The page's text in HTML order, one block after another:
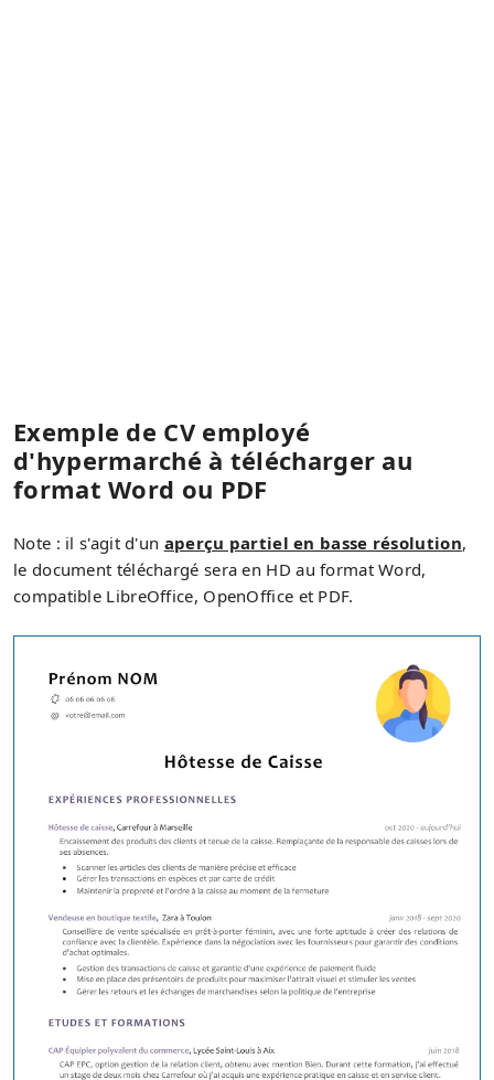
Exemple de CV employé
d'hypermarché à télécharger au
format Word ou PDF
Note : il s'agit d'un aperçu partiel en basse résolution,
le document téléchargé sera en HD au format Word,
compatible LibreOffice, OpenOffice et PDF.